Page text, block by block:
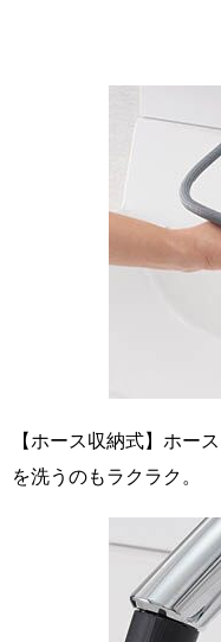
【ホース収納式】ホー
を洗うのもラクラク。